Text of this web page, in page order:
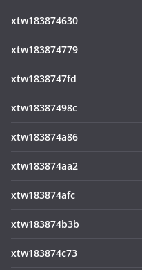
xtw183874630
xtw183874779
xtw1838747fd
xtw18387498c
xtw183874a86
xtw183874aa2
xtw183874afc
xtw183874b3b
xtw183874c73